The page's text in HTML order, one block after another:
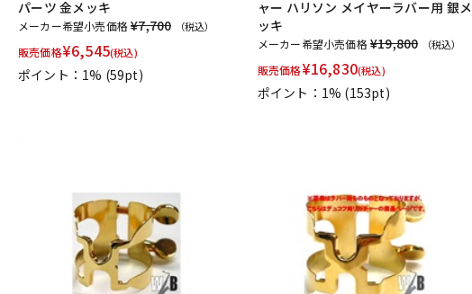
パーツ 金メッキ
メーカー希望小売価格¥7,700 （税込）
販売価格¥6,545(税込)
ポイント：1% (59pt)
ャー ハリソン メイヤーラバー用 銀メ
ッキ
メーカー希望小売価格¥19,800 （税込）
販売価格¥16,830(税込)
ポイント：1% (153pt)